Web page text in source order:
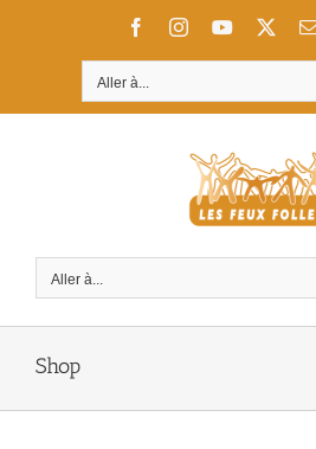
FacebookInstagramYouTube
Aller à...
Aller à...
Shop